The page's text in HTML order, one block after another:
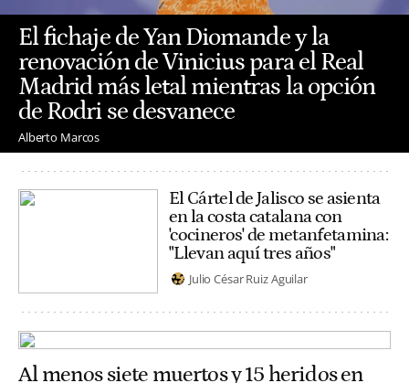
El fichaje de Yan Diomande y la
renovación de Vinicius para el Real
Madrid más letal mientras la opción
de Rodri se desvanece
Alberto Marcos
El Cártel de Jalisco se asienta
en la costa catalana con
'cocineros' de metanfetamina:
"Llevan aquí tres años"
Julio César Ruiz Aguilar
Al menos siete muertos y 15 heridos en